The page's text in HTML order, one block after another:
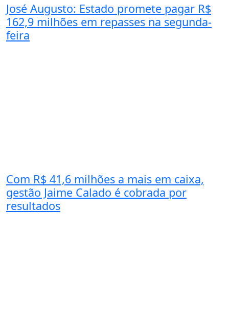
José Augusto: Estado promete pagar R$
162,9 milhões em repasses na segunda-
feira
Com R$ 41,6 milhões a mais em caixa,
gestão Jaime Calado é cobrada por
resultados